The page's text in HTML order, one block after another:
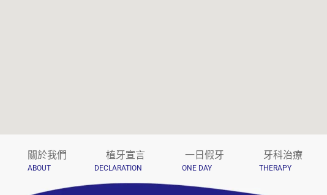
關於我們
ABOUT
植牙宣言
DECLARATION
一日假牙
ONE DAY
牙科治療
THERAPY